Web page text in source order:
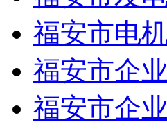
福安市电
福安市企
福安市企